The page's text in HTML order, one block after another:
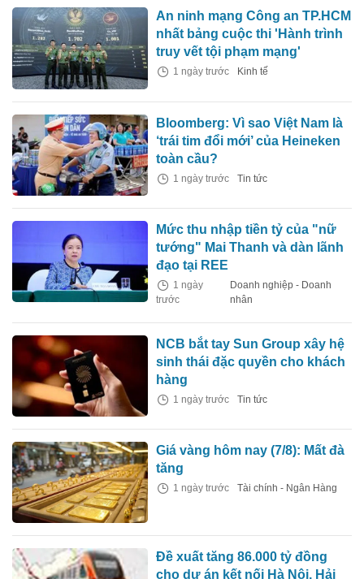
An ninh mạng Công an TP.HCM
nhất bảng cuộc thi 'Hành trình
truy vết tội phạm mạng'
1 ngày trước Kinh tế
Bloomberg: Vì sao Việt Nam là
‘trái tim đổi mới’ của Heineken
toàn cầu?
1 ngày trước Tin tức
Mức thu nhập tiền tỷ của "nữ
tướng" Mai Thanh và dàn lãnh
đạo tại REE
1 ngày
trước
Doanh nghiệp - Doanh
nhân
NCB bắt tay Sun Group xây hệ
sinh thái đặc quyền cho khách
hàng
1 ngày trước Tin tức
Giá vàng hôm nay (7/8): Mất đà
tăng
1 ngày trước Tài chính - Ngân Hàng
Đề xuất tăng 86.000 tỷ đồng
cho dự án kết nối Hà Nội, Hải